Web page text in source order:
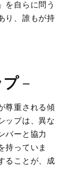
を自らに問う
り、誰もが持
プ－
尊重される傾
ップは、異な
バーと協力
持っていま
ることが、成